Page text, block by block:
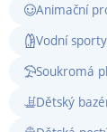
Animační
Vodní
Soukromá
Dětský